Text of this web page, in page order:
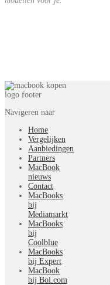
Navigeren naar
Home
Vergelijken
Aanbiedingen
Partners
MacBook
nieuws
Contact
MacBooks
bij
Mediamarkt
MacBooks
bij
Coolblue
MacBooks
bij Expert
MacBook
bij Bol.com